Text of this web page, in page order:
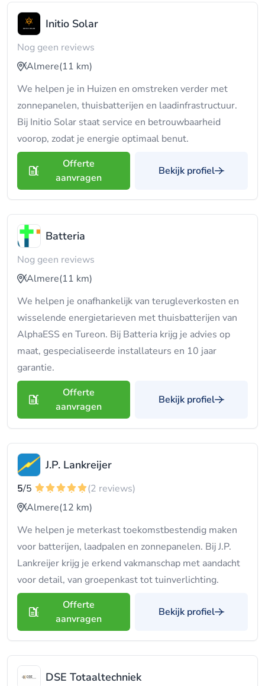
Initio Solar
Nog geen reviews
Almere(11 km)
We helpen je in Huizen en omstreken verder met
zonnepanelen, thuisbatterijen en laadinfrastructuur.
Bij Initio Solar staat service en betrouwbaarheid
voorop, zodat je energie optimaal benut.
Offerte
aanvragen
Bekijk profiel
Batteria
Nog geen reviews
Almere(11 km)
We helpen je onafhankelijk van terugleverkosten en
wisselende energietarieven met thuisbatterijen van
AlphaESS en Tureon. Bij Batteria krijg je advies op
maat, gespecialiseerde installateurs en 10 jaar
garantie.
Offerte
aanvragen
Bekijk profiel
J.P. Lankreijer
5/5
(2 reviews)
Almere(12 km)
We helpen je meterkast toekomstbestendig maken
voor batterijen, laadpalen en zonnepanelen. Bij J.P.
Lankreijer krijg je erkend vakmanschap met aandacht
voor detail, van groepenkast tot tuinverlichting.
Offerte
aanvragen
Bekijk profiel
DSE Totaaltechniek